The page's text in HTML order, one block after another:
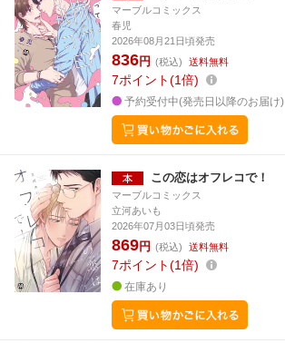
マーブルコミックス
春児
2026年08月21日頃発売
836円 (税込) 送料無料
7ポイント 1倍
予約受付中(発売日以降のお届け)
この恋はオフレコで！
マーブルコミックス
立河あいも
2026年07月03日頃発売
869円 (税込) 送料無料
7ポイント 1倍
在庫あり